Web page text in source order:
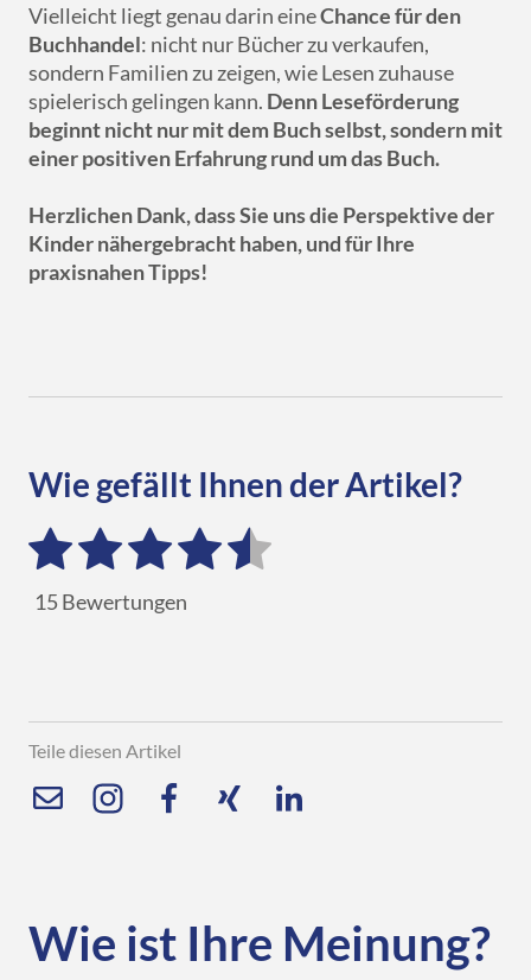
Vielleicht liegt genau darin eineChance für den
Buchhandel: nicht nur Bücher zu verkaufen,
sondern Familien zu zeigen, wie Lesen zuhause
spielerisch gelingen kann. Denn Leseförderung
beginnt nicht nur mit dem Buch selbst, sondern mit
einer positiven Erfahrung rund um das Buch.
Herzlichen Dank, dass Sie uns die Perspektive der
Kinder nähergebracht haben, und für Ihre
praxisnahen Tipps!
Wie gefällt Ihnen der Artikel?
15Bewertungen
Teile diesen Artikel
Wie ist Ihre Meinung?